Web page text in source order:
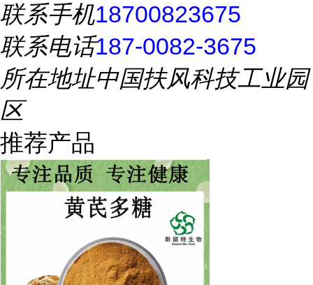
联系手机18700823675
联系电话187-0082-3675
所在地址中国扶风科技工业园
区
推荐产品